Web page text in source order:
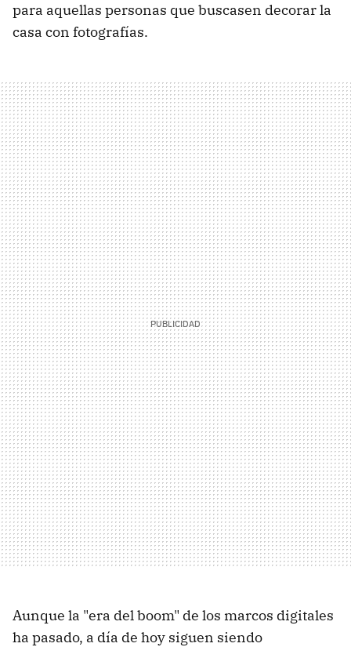
para aquellas personas que buscasen decorar la
casa con fotografías.
Aunque la "era del boom" de los marcos digitales
ha pasado, a día de hoy siguen siendo